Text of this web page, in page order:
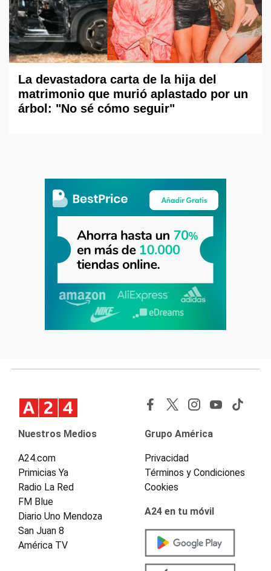
La devastadora carta de la hija del
matrimonio que murió aplastado por un
árbol: "No sé cómo seguir"
Nuestros Medios
A24.com
Primicias Ya
Radio La Red
FM Blue
Diario Uno Mendoza
San Juan 8
América TV
Grupo América
Privacidad
Términos y Condiciones
Cookies
A24 en tu móvil